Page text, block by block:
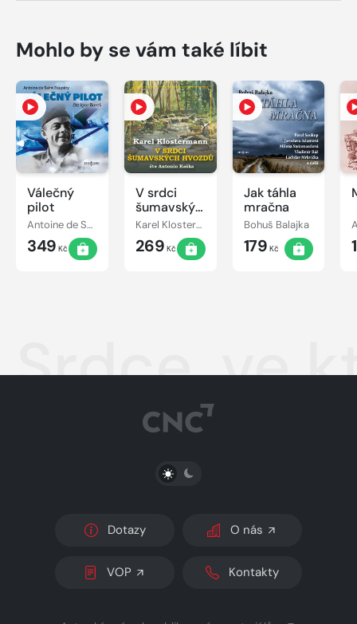
Mohlo by se vám také líbit
Válečný
pilot
Antoine de Saint-Exupéry
349 Kč
V srdci
šumavských
hvozdů
Karel Klostermann
269 Kč
Jak táhla
mračna
Bohuš Balajka
179 Kč
Srdce, ve
PŘEPNOUT SVĚTLÝ/TMAVÝ REŽIM
Dotazy O nás
VOP Kontakty